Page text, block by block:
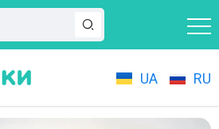
UA RU